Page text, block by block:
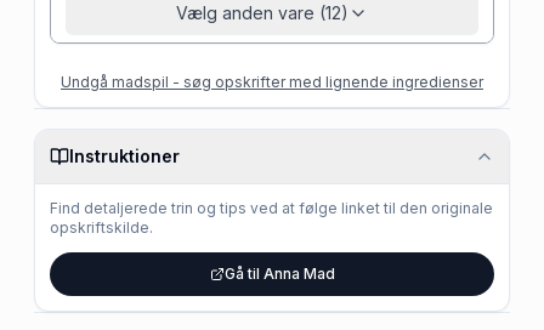
Vælg anden vare (12)
Undgå madspil - søg opskrifter med lignende ingredienser
Instruktioner
Find detaljerede trin og tips ved at følge linket til den originale
opskriftskilde.
Gå til Anna Mad